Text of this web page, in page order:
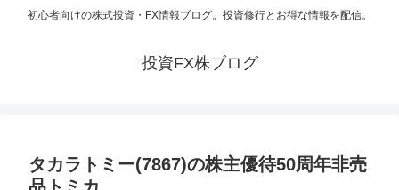
初心者向けの株式投資・FX情報ブログ。投資修行とお得な情報を配信。
投資FX株ブログ
タカラトミー(7867)の株主優待50周年非売